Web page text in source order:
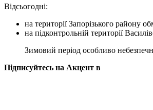
Відсьогодні:
на території Запорізького району
на підконтрольній території
Зимовий період особливо
Підписуйтесь на Акцент в